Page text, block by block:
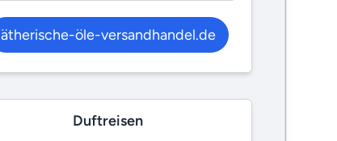
ätherische-öle-versandhandel.de
Duftreisen